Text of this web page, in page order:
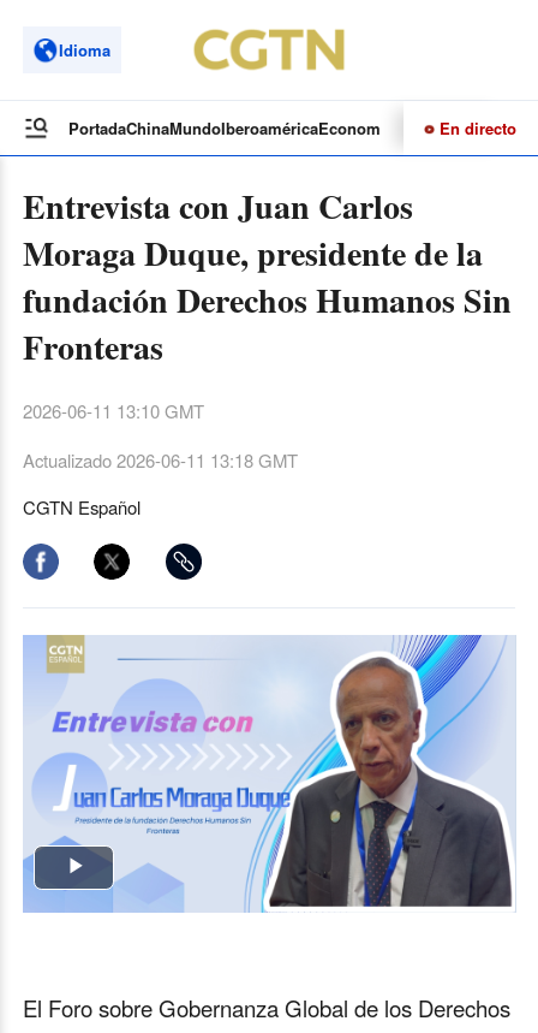
Idioma
PortadaChinaMundoIberoaméricaEconomía CulturaDeportes
En directo
Entrevista con Juan Carlos
Moraga Duque, presidente de la
fundación Derechos Humanos Sin
Fronteras
2026-06-11 13:10 GMT
Actualizado2026-06-11 13:18 GMT
CGTN Español
Play
El Foro sobre Gobernanza Global de los Derechos